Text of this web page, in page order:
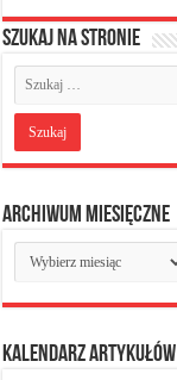
Szukaj na stronie
Archiwum miesięczne
Archiwum
miesięczne
Kalendarz artykułów